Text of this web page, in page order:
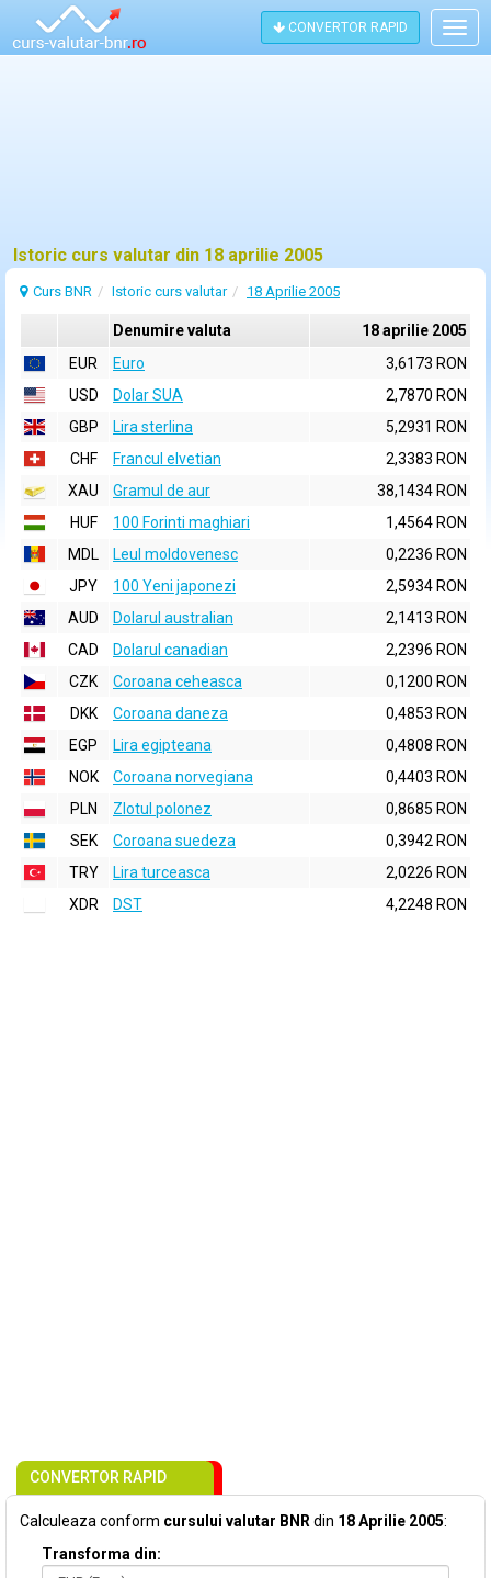
CONVERTOR RAPID
Istoric curs valutar din 18 aprilie 2005
Curs BNR Istoric curs valutar 18 Aprilie 2005
Denumire valuta
18 aprilie 2005
EUR
Euro
3,6173 RON
USD
Dolar SUA
2,7870 RON
GBP
Lira sterlina
5,2931 RON
CHF
Francul elvetian
2,3383 RON
XAU
Gramul de aur
38,1434 RON
HUF
100 Forinti maghiari
1,4564 RON
MDL
Leul moldovenesc
0,2236 RON
JPY
100 Yeni japonezi
2,5934 RON
AUD
Dolarul australian
2,1413 RON
CAD
Dolarul canadian
2,2396 RON
CZK
Coroana ceheasca
0,1200 RON
DKK
Coroana daneza
0,4853 RON
EGP
Lira egipteana
0,4808 RON
NOK
Coroana norvegiana
0,4403 RON
PLN
Zlotul polonez
0,8685 RON
SEK
Coroana suedeza
0,3942 RON
TRY
Lira turceasca
2,0226 RON
XDR
DST 4,2248 RON
CONVERTOR RAPID
Calculeaza conform cursului valutar BNR din 18 Aprilie 2005:
Transforma din: